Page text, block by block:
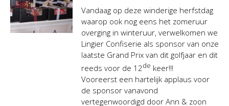
Vandaag op deze winderige herfstdag
waarop ook nog eens het zomeruur
overging in winteruur, verwelkomen we
Lingier Confiserie als sponsor van onze
laatste Grand Prix van dit golfjaar en dit
reeds voor de 12de keer!!!
Vooreerst een hartelijk applaus voor
de sponsor vanavond
vertegenwoordigd door Ann & zoon